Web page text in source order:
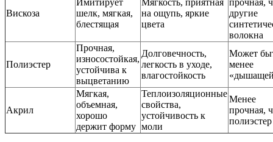
Вискоза
Имитирует
шелк, мягкая,
блестящая
Мягкость, приятная
на ощупь, яркие
цвета
прочная,
другие
волокна
Полиэстер
Прочная,
износостойкая,
устойчива к
выцветанию
Долговечность,
легкость в уходе,
влагостойкость
Может
менее
Акрил
Мягкая,
объемная,
хорошо
держит форму
Теплоизоляционные
свойства,
устойчивость к
моли
Менее
прочная,
полиэстер